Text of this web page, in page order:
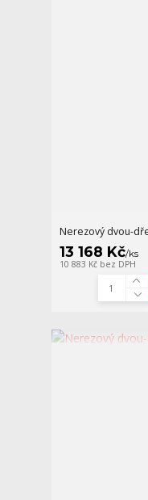
Nerezový dvou-
13 168 Kč/ks
10 883 Kč bez DPH